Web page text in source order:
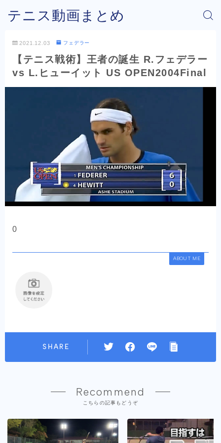
テニス動画まとめ
2021.12.03 フェデラー
【テニス戦術】王者の誕生 R.フェデラー
vs L.ヒューイット US OPEN2004Final
0
ABOUT ME
SHARE
Recommend
こちらの記事もどうぞ